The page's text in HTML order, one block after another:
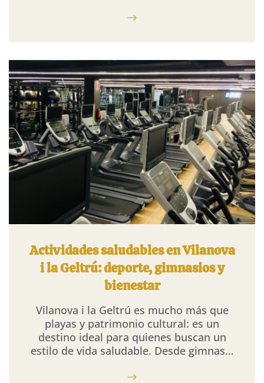
Actividades saludables en Vilanova
i la Geltrú: deporte, gimnasios y
bienestar
Vilanova i la Geltrú es mucho más que
playas y patrimonio cultural: es un
destino ideal para quienes buscan un
estilo de vida saludable. Desde gimnas…